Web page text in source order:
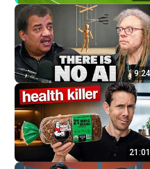
9:24
21:01